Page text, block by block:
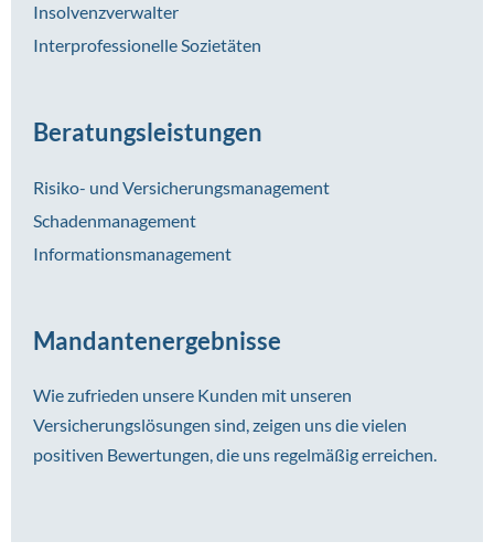
Insolvenzverwalter
Interprofessionelle Sozietäten
Beratungsleistungen
Risiko- und Versicherungsmanagement
Schadenmanagement
Informationsmanagement
Mandantenergebnisse
Wie zufrieden unsere Kunden mit unseren
Versicherungslösungen sind, zeigen uns die vielen
positiven Bewertungen, die uns regelmäßig erreichen.